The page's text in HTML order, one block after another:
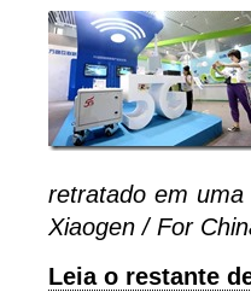
retratado em
Xiaogen / For
Leia o restante